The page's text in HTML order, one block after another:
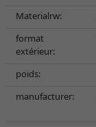
Materialrw:
format
extérieur:
poids:
manufacturer: